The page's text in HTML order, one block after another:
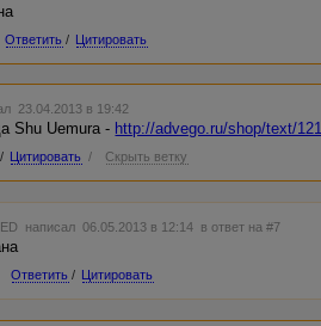
Ответить / Цитировать
23.04.2013 в 19:42
Shu Uemura - http://advego.ru/shop/text/
/ Цитировать / Скрыть ветку
написал 06.05.2013 в 12:14 в ответ на #7
Ответить / Цитировать